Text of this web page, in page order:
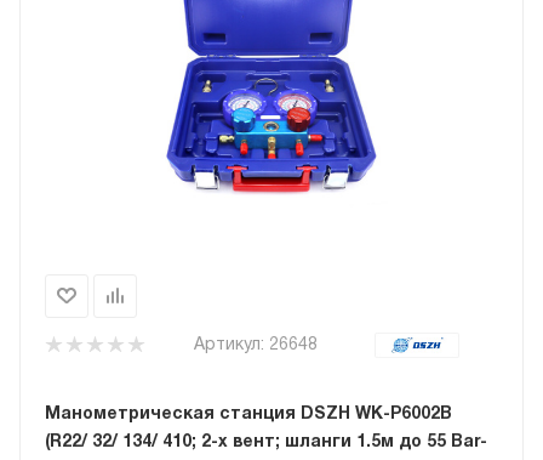
Артикул: 26648
Манометрическая станция DSZH WK-P6002B
(R22/ 32/ 134/ 410; 2-х вент; шланги 1.5м до 55 Bar-